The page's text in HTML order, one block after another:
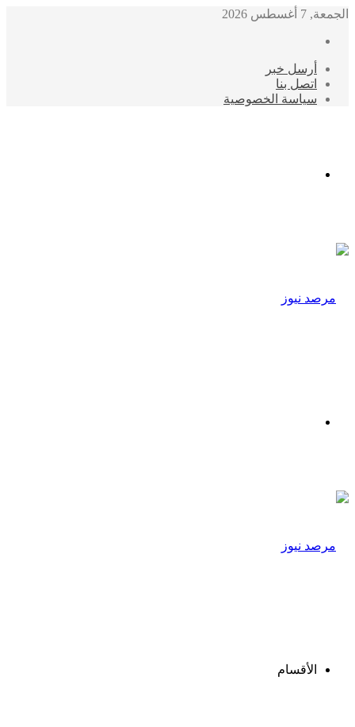
الجمعة, 7 أغسطس 2026
أرسل خبر
اتصل بنا
سياسة الخصوصية
الأقسام